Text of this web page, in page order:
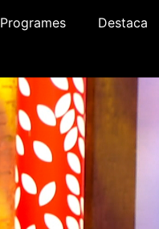
Programes Destacat